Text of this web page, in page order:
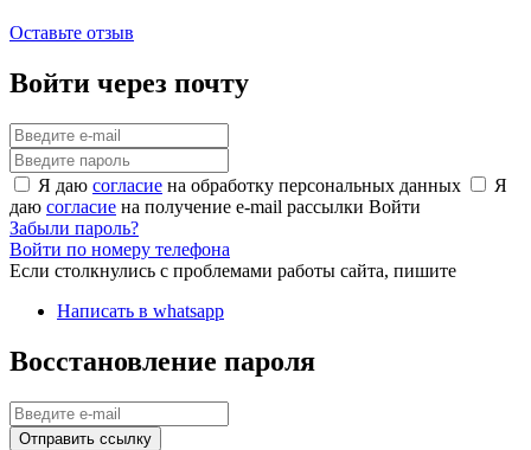
Оставьте отзыв
Войти через почту
Я даю согласие на обработку персональных данных
Я
даю согласие на получение e-mail рассылки Войти
Забыли пароль?
Войти по номеру телефона
Если столкнулись с проблемами работы сайта, пишите
Написать в whatsapp
Восстановление пароля
Отправить ссылку